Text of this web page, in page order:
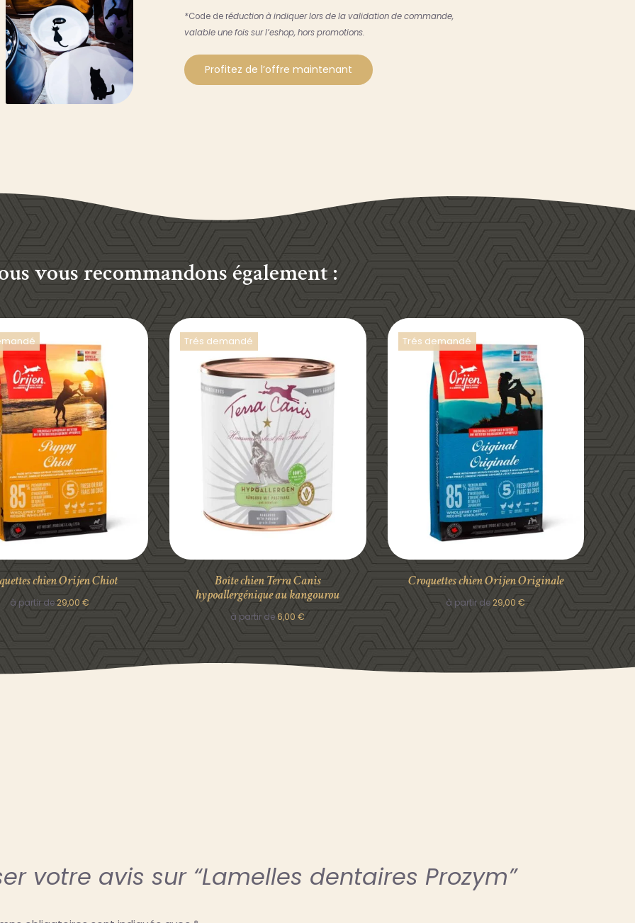
*Code de réduction à indiquer lors de la validation de commande,
valable une fois sur l’eshop, hors promotions.
Profitez de l’offre maintenant
vous recommandons également :
DÉTAILS
chien Orijen Chiot
à partir de29,00€
Trés demandé
DÉTAILS
Boîte chien Terra Canis
hypoallergénique au kangourou
à partir de 6,00€
Trés demandé
DÉTAILS
Croquettes chien Orijen Originale
à partir de29,00€
votre avis sur “Lamelles dentaires Prozym”